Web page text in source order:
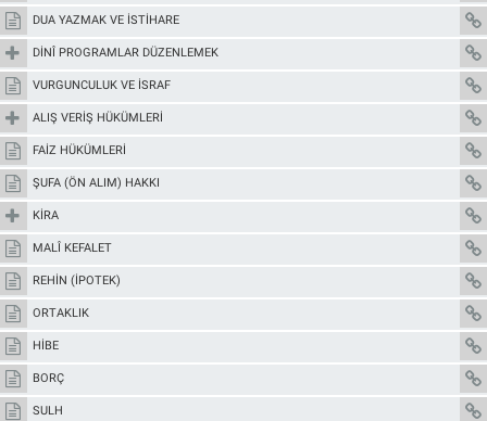
DUA YAZMAK VE İSTİHARE
DİNÎ PROGRAMLAR DÜZENLEMEK
VURGUNCULUK VE İSRAF
ALIŞ VERİŞ HÜKÜMLERİ
FAİZ HÜKÜMLERİ
ŞUFA (ÖN ALIM) HAKKI
KİRA
MALÎ KEFALET
REHİN (İPOTEK)
ORTAKLIK
HİBE
BORÇ
SULH